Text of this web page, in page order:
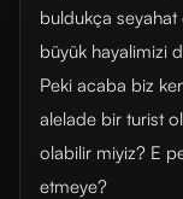
buldukça seyahat
büyük hayalimizi
Peki acaba biz
alelade bir turist
olabilir miyiz? E
etmeye?